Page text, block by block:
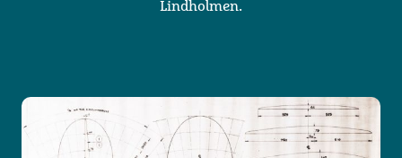
Lindholmen.